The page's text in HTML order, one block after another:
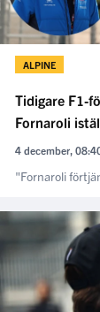
ALPINE
Tidigare F1-
Fornaroli
4 december,
"Fornaroli